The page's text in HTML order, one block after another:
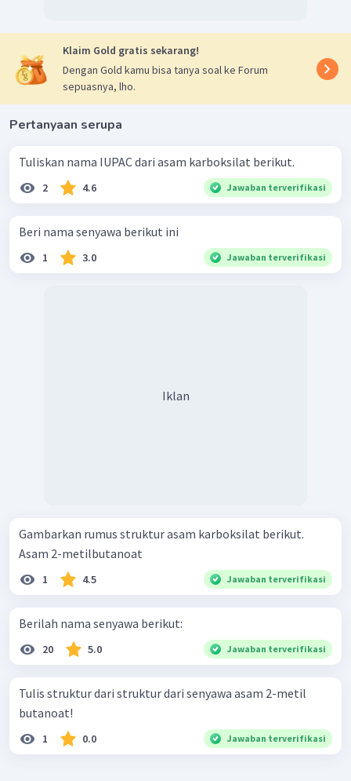
Klaim Gold gratis sekarang!
Dengan Gold kamu bisa tanya soal ke Forum
sepuasnya, lho.
Pertanyaan serupa
Tuliskan nama IUPAC dari asam karboksilat berikut.
2 4.6 Jawaban terverifikasi
Beri nama senyawa berikut ini
1 3.0 Jawaban terverifikasi
Iklan
Gambarkan rumus struktur asam karboksilat berikut.
Asam 2-metilbutanoat
1 4.5 Jawaban terverifikasi
Berilah nama senyawa berikut:
20 5.0 Jawaban terverifikasi
Tulis struktur dari struktur dari senyawa asam 2-metil
butanoat!
1 0.0 Jawaban terverifikasi